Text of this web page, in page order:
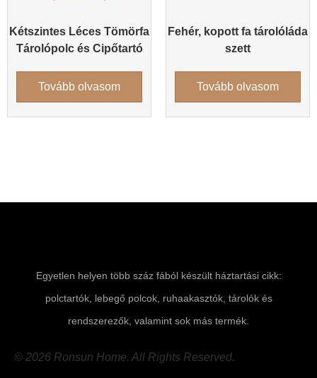
Kétszintes Léces Tömörfa
Tárolópolc és Cipőtartó
Tovább olvasom
Fehér, kopott fa tárolóláda
szett
Tovább olvasom
Egyetlen helyen több száz fából készült háztartási cikk:
polctartók, lebegő polcok, ruhaakasztók, tárolók és
rendszerezők, valamint sok más termék.
© 2026 Ronsun Home. All Rights Reserved.